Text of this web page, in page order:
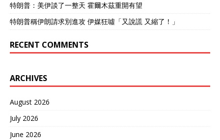
特朗普：美伊談了一整天 霍爾木茲重開有望
特朗普稱伊朗請求別進攻 伊媒狂噓「又說謊 又縮了！」
RECENT COMMENTS
ARCHIVES
August 2026
July 2026
June 2026